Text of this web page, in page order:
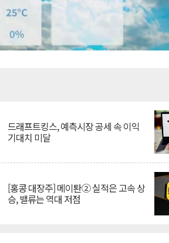
드래프트킹스, 예측시장 공세 속 이익
기대치 미달
[홍콩 대장주] 메이퇀② 실적은 고속 상
승, 밸류는 역대 저점